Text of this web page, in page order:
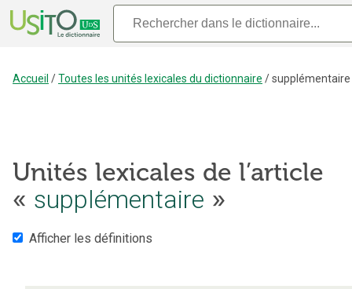
Accueil /Toutes les unités lexicales du dictionnaire /supplémentaire
Unités lexicales de l’article
« supplémentaire »
Afficher les définitions